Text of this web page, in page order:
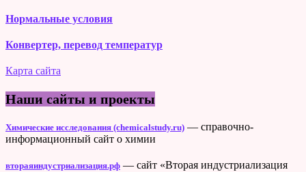
Нормальные условия
Конвертер, перевод температур
Карта сайта
Наши сайты и проекты
Химические исследования (chemicalstudy.ru) — справочно-
информационный сайт о химии
втораяиндустриализация.рф — сайт «Вторая индустриализация